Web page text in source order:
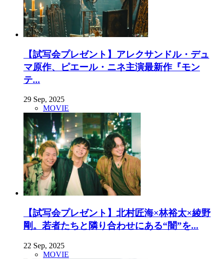
【試写会プレゼント】アレクサンドル・デュ
マ原作、ピエール・ニネ主演最新作『モン
テ...
29 Sep, 2025
MOVIE
【試写会プレゼント】北村匠海×林裕太×綾野
剛。若者たちと隣り合わせにある“闇”を...
22 Sep, 2025
MOVIE